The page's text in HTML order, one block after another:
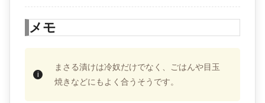
メモ
まさる漬けは冷奴だけでなく、ごはんや目玉
焼きなどにもよく合うそうです。